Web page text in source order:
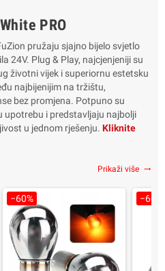
PRO
pružaju sjajno bijelo svjetlo
24V. Plug & Play, najcjenjeniji su
životni vijek i superiornu estetsku
najbijenijim na tržištu,
bez promjena. Potpuno su
upotrebu i predstavljaju najbolji
u jednom rješenju. Kliknite
Prikaži više trending_flat
−60% −60%